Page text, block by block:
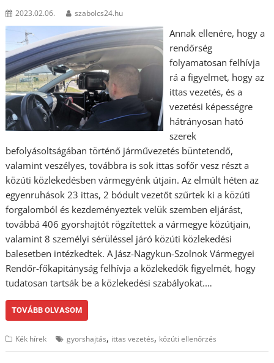
2023.02.06. szabolcs24.hu
Annak ellenére, hogy a
rendőrség
folyamatosan felhívja
rá a figyelmet, hogy az
ittas vezetés, és a
vezetési képességre
hátrányosan ható
szerek
befolyásoltságában történő járművezetés büntetendő,
valamint veszélyes, továbbra is sok ittas sofőr vesz részt a
közúti közlekedésben vármegyénk útjain. Az elmúlt héten az
egyenruhások 23 ittas, 2 bódult vezetőt szűrtek ki a közúti
forgalomból és kezdeményeztek velük szemben eljárást,
továbbá 406 gyorshajtót rögzítettek a vármegye közútjain,
valamint 8 személyi sérüléssel járó közúti közlekedési
balesetben intézkedtek. A Jász-Nagykun-Szolnok Vármegyei
Rendőr-főkapitányság felhívja a közlekedők figyelmét, hogy
tudatosan tartsák be a közlekedési szabályokat.…
TOVÁBB OLVASOM
Kék hírek gyorshajtás, ittas vezetés, közúti ellenőrzés